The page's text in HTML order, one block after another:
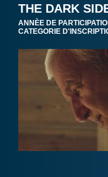
THE DARK
ANNÈE DE
CATEGORIE